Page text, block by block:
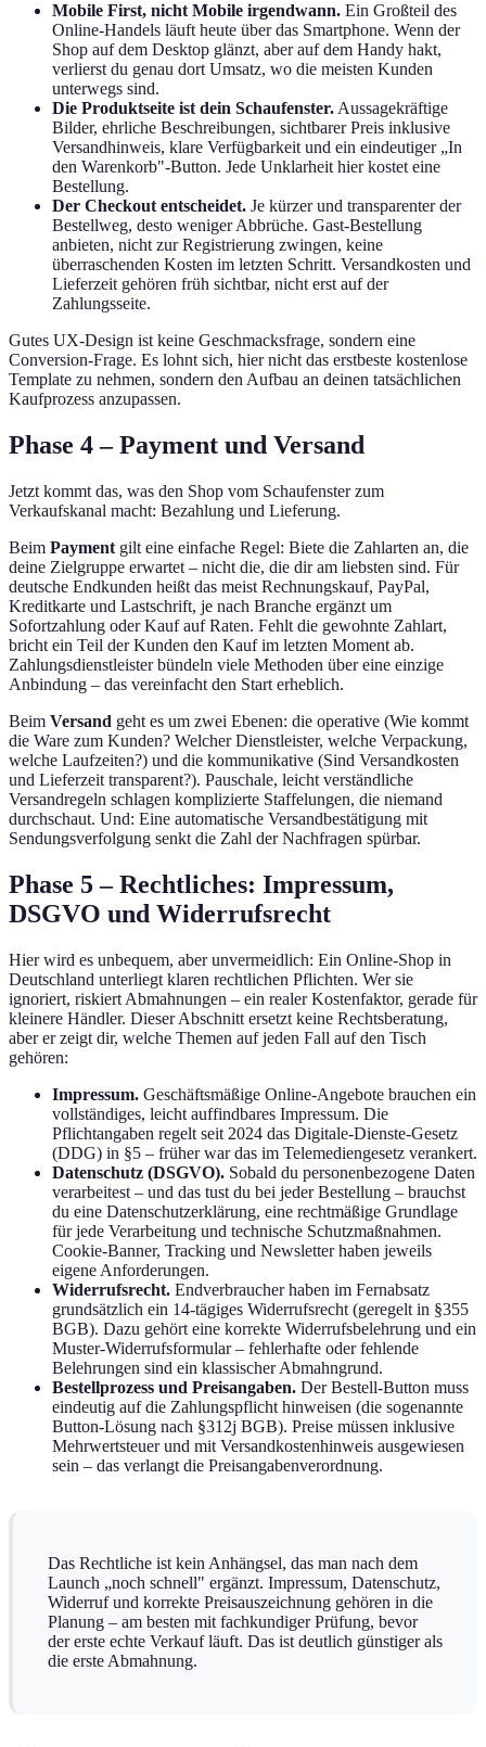
Mobile First, nicht Mobile irgendwann. Ein Großteil des
Online-Handels läuft heute über das Smartphone. Wenn der
Shop auf dem Desktop glänzt, aber auf dem Handy hakt,
verlierst du genau dort Umsatz, wo die meisten Kunden
unterwegs sind.
Die Produktseite ist dein Schaufenster. Aussagekräftige
Bilder, ehrliche Beschreibungen, sichtbarer Preis inklusive
Versandhinweis, klare Verfügbarkeit und ein eindeutiger „In
den Warenkorb"-Button. Jede Unklarheit hier kostet eine
Bestellung.
Der Checkout entscheidet. Je kürzer und transparenter der
Bestellweg, desto weniger Abbrüche. Gast-Bestellung
anbieten, nicht zur Registrierung zwingen, keine
überraschenden Kosten im letzten Schritt. Versandkosten und
Lieferzeit gehören früh sichtbar, nicht erst auf der
Zahlungsseite.
Gutes UX-Design ist keine Geschmacksfrage, sondern eine
Conversion-Frage. Es lohnt sich, hier nicht das erstbeste kostenlose
Template zu nehmen, sondern den Aufbau an deinen tatsächlichen
Kaufprozess anzupassen.
Phase 4 – Payment und Versand
Jetzt kommt das, was den Shop vom Schaufenster zum
Verkaufskanal macht: Bezahlung und Lieferung.
Beim Payment gilt eine einfache Regel: Biete die Zahlarten an, die
deine Zielgruppe erwartet – nicht die, die dir am liebsten sind. Für
deutsche Endkunden heißt das meist Rechnungskauf, PayPal,
Kreditkarte und Lastschrift, je nach Branche ergänzt um
Sofortzahlung oder Kauf auf Raten. Fehlt die gewohnte Zahlart,
bricht ein Teil der Kunden den Kauf im letzten Moment ab.
Zahlungsdienstleister bündeln viele Methoden über eine einzige
Anbindung – das vereinfacht den Start erheblich.
Beim Versand geht es um zwei Ebenen: die operative (Wie kommt
die Ware zum Kunden? Welcher Dienstleister, welche Verpackung,
welche Laufzeiten?) und die kommunikative (Sind Versandkosten
und Lieferzeit transparent?). Pauschale, leicht verständliche
Versandregeln schlagen komplizierte Staffelungen, die niemand
durchschaut. Und: Eine automatische Versandbestätigung mit
Sendungsverfolgung senkt die Zahl der Nachfragen spürbar.
Phase 5 – Rechtliches: Impressum,
DSGVO und Widerrufsrecht
Hier wird es unbequem, aber unvermeidlich: Ein Online-Shop in
Deutschland unterliegt klaren rechtlichen Pflichten. Wer sie
ignoriert, riskiert Abmahnungen – ein realer Kostenfaktor, gerade für
kleinere Händler. Dieser Abschnitt ersetzt keine Rechtsberatung,
aber er zeigt dir, welche Themen auf jeden Fall auf den Tisch
gehören:
Impressum. Geschäftsmäßige Online-Angebote brauchen ein
vollständiges, leicht auffindbares Impressum. Die
Pflichtangaben regelt seit 2024 das Digitale-Dienste-Gesetz
(DDG) in §5 – früher war das im Telemediengesetz verankert.
Datenschutz (DSGVO). Sobald du personenbezogene Daten
verarbeitest – und das tust du bei jeder Bestellung – brauchst
du eine Datenschutzerklärung, eine rechtmäßige Grundlage
für jede Verarbeitung und technische Schutzmaßnahmen.
Cookie-Banner, Tracking und Newsletter haben jeweils
eigene Anforderungen.
Widerrufsrecht. Endverbraucher haben im Fernabsatz
grundsätzlich ein 14-tägiges Widerrufsrecht (geregelt in §355
BGB). Dazu gehört eine korrekte Widerrufsbelehrung und ein
Muster-Widerrufsformular – fehlerhafte oder fehlende
Belehrungen sind ein klassischer Abmahngrund.
Bestellprozess und Preisangaben. Der Bestell-Button muss
eindeutig auf die Zahlungspflicht hinweisen (die sogenannte
Button-Lösung nach §312j BGB). Preise müssen inklusive
Mehrwertsteuer und mit Versandkostenhinweis ausgewiesen
sein – das verlangt die Preisangabenverordnung.
Das Rechtliche ist kein Anhängsel, das man nach dem
Launch „noch schnell" ergänzt. Impressum, Datenschutz,
Widerruf und korrekte Preisauszeichnung gehören in die
Planung – am besten mit fachkundiger Prüfung, bevor
der erste echte Verkauf läuft. Das ist deutlich günstiger als
die erste Abmahnung.